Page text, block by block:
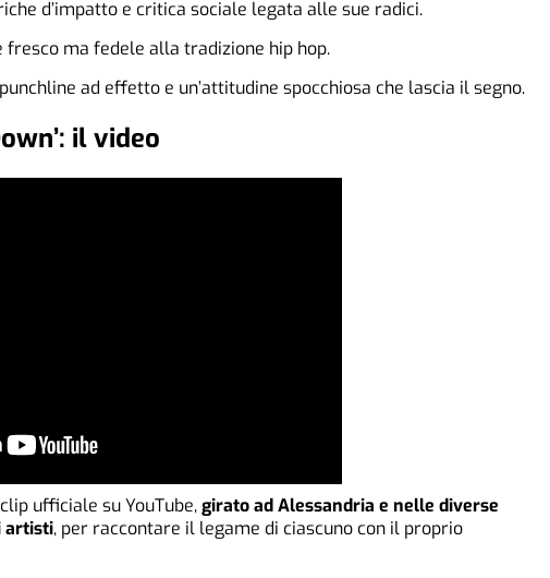
d’impatto e critica sociale legata alle sue radici.
fresco ma fedele alla tradizione hip hop.
ad effetto e un’attitudine spocchiosa che lascia il segno.
il video
ufficiale su YouTube,girato ad Alessandria e nelle diverse
artisti, per raccontare il legame di ciascuno con il proprio